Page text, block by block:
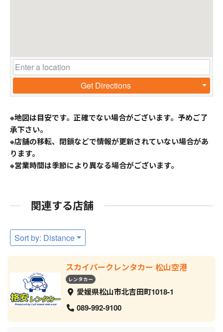
Get Directions
※地図は目安です。正確でない場合がございます。予めご了
承下さい。
※店舗の移転、閉鎖などで情報が更新されていない場合があ
ります。
※営業時間は季節により異なる場合がございます。
関連する店舗
Sort by: Distance
スカイパークレンタカー 松山空港
レンタカー
愛媛県松山市北吉田町1018-1
089-992-9100